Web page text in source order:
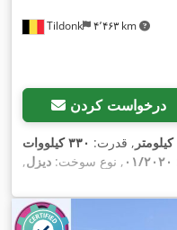
Tildonk ۴٬۴۶۳ km
درخواست کردن
, قدرت:
۳۳۰ کیلووات
۰۱/۲۰۲۰ , نوع سوخت: دیزل,
۲۰۲۰, تجهیزات:اِی‌بی‌اِس‎, تهویه
دارای معلولیت, کروز کنترل